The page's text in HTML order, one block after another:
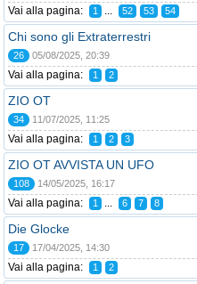
Vai alla pagina: 1 ... 52 53 54
Chi sono gli Extraterrestri
26 05/08/2025, 20:39
Vai alla pagina: 1 2
ZIO OT
34 11/07/2025, 11:25
Vai alla pagina: 1 2 3
ZIO OT AVVISTA UN UFO
108 14/05/2025, 16:17
Vai alla pagina: 1 ... 6 7 8
Die Glocke
17 17/04/2025, 14:30
Vai alla pagina: 1 2